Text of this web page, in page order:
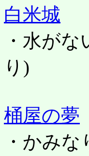
白米城
・水が
り)
桶屋の夢
・かみ